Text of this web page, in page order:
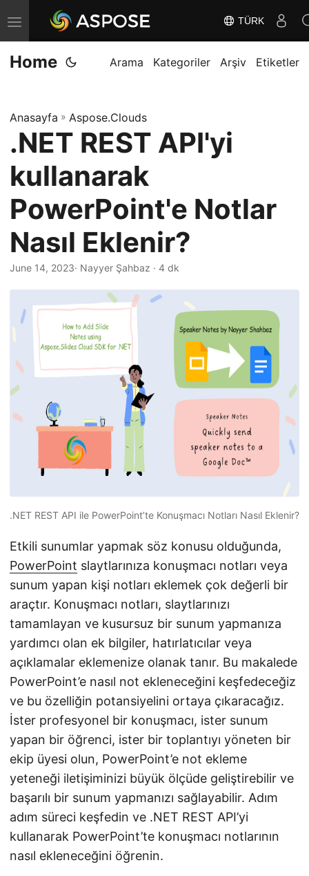
G
e
z
m
i
D
e
ğ
i
ş
TÜRK
Home Arama Kategoriler Arşiv Etiketler
Anasayfa » Aspose.Clouds
.NET REST API'yi
kullanarak
PowerPoint'e Notlar
Nasıl Eklenir?
June 14, 2023· Nayyer Şahbaz · 4 dk
.NET REST API ile PowerPoint’te Konuşmacı Notları Nasıl Eklenir?
Etkili sunumlar yapmak söz konusu olduğunda,
PowerPoint slaytlarınıza konuşmacı notları veya
sunum yapan kişi notları eklemek çok değerli bir
araçtır. Konuşmacı notları, slaytlarınızı
tamamlayan ve kusursuz bir sunum yapmanıza
yardımcı olan ek bilgiler, hatırlatıcılar veya
açıklamalar eklemenize olanak tanır. Bu makalede
PowerPoint’e nasıl not ekleneceğini keşfedeceğiz
ve bu özelliğin potansiyelini ortaya çıkaracağız.
İster profesyonel bir konuşmacı, ister sunum
yapan bir öğrenci, ister bir toplantıyı yöneten bir
ekip üyesi olun, PowerPoint’e not ekleme
yeteneği iletişiminizi büyük ölçüde geliştirebilir ve
başarılı bir sunum yapmanızı sağlayabilir. Adım
adım süreci keşfedin ve .NET REST API’yi
kullanarak PowerPoint’te konuşmacı notlarının
nasıl ekleneceğini öğrenin.